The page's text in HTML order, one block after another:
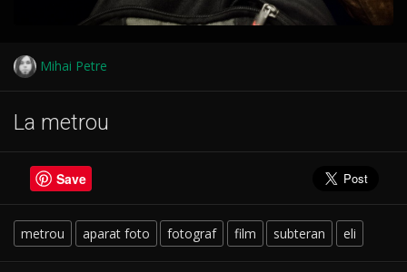
Mihai Petre
La metrou
Save
metrou aparat foto fotograf film subteran eli